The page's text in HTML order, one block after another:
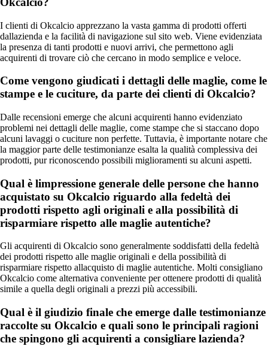
I clienti di Okcalcio apprezzano la vasta gamma di prodotti offerti
dallazienda e la facilità di navigazione sul sito web. Viene evidenziata
la presenza di tanti prodotti e nuovi arrivi, che permettono agli
acquirenti di trovare ciò che cercano in modo semplice e veloce.
Come vengono giudicati i dettagli delle maglie, come le
stampe e le cuciture, da parte dei clienti di Okcalcio?
Dalle recensioni emerge che alcuni acquirenti hanno evidenziato
problemi nei dettagli delle maglie, come stampe che si staccano dopo
alcuni lavaggi o cuciture non perfette. Tuttavia, è importante notare che
la maggior parte delle testimonianze esalta la qualità complessiva dei
prodotti, pur riconoscendo possibili miglioramenti su alcuni aspetti.
Qual è limpressione generale delle persone che hanno
acquistato su Okcalcio riguardo alla fedeltà dei
prodotti rispetto agli originali e alla possibilità di
risparmiare rispetto alle maglie autentiche?
Gli acquirenti di Okcalcio sono generalmente soddisfatti della fedeltà
dei prodotti rispetto alle maglie originali e della possibilità di
risparmiare rispetto allacquisto di maglie autentiche. Molti consigliano
Okcalcio come alternativa conveniente per ottenere prodotti di qualità
simile a quella degli originali a prezzi più accessibili.
Qual è il giudizio finale che emerge dalle testimonianze
raccolte su Okcalcio e quali sono le principali ragioni
che spingono gli acquirenti a consigliare lazienda?